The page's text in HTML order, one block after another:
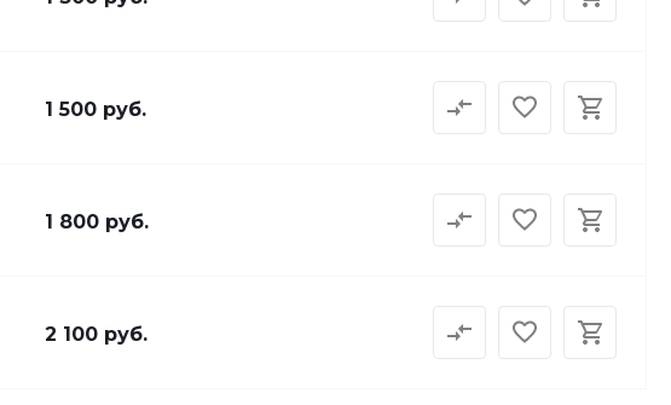
1 500 руб.
1 800 руб.
2 100 руб.